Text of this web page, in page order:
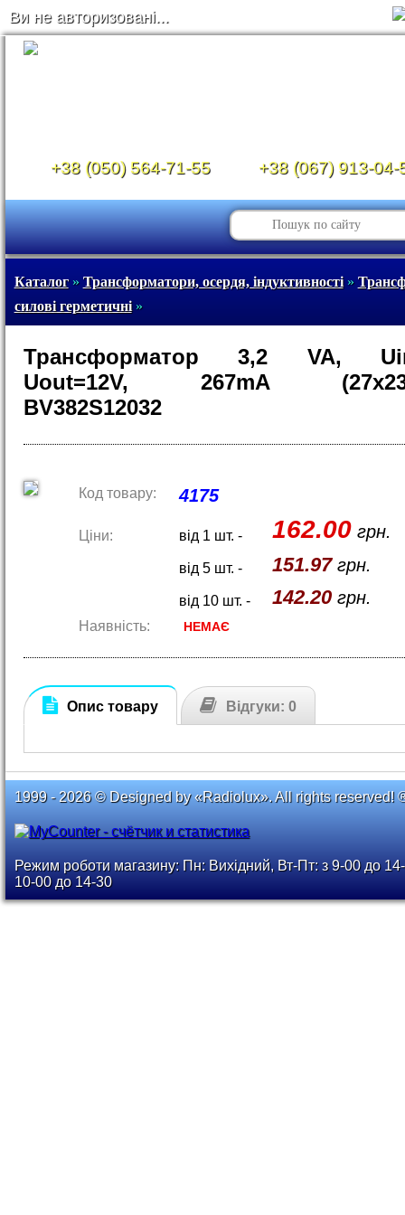
Ви не авторизовані...
+38 (050) 564-71-55 +38 (067) 913-04-
Каталог» Трансформатори, осердя, індуктивності»
силові герметичні»
Трансформатор 3,2 VA,
Uout=12V, 267mA
BV382S12032
Код товару: 4175
Ціни: від 1 шт. - 162.00грн.
від 5 шт. - 151.97грн.
від 10 шт. - 142.20грн.
Наявність: НЕМАЄ
Опис товару Відгуки: 0
1999 - 2026 © Designed by «Radiolux». All rights reserved!
Режим роботи магазину: Пн: Вихідний, Вт-Пт: з 9-00 до
10-00 до 14-30